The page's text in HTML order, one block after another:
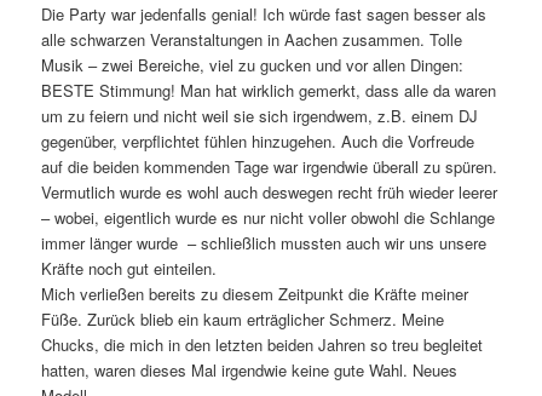
Die Party war jedenfalls genial! Ich würde fast sagen besser als
alle schwarzen Veranstaltungen in Aachen zusammen. Tolle
Musik – zwei Bereiche, viel zu gucken und vor allen Dingen:
BESTE Stimmung! Man hat wirklich gemerkt, dass alle da waren
um zu feiern und nicht weil sie sich irgendwem, z.B. einem DJ
gegenüber, verpflichtet fühlen hinzugehen. Auch die Vorfreude
auf die beiden kommenden Tage war irgendwie überall zu spüren.
Vermutlich wurde es wohl auch deswegen recht früh wieder leerer
– wobei, eigentlich wurde es nur nicht voller obwohl die Schlange
immer länger wurde – schließlich mussten auch wir uns unsere
Kräfte noch gut einteilen.
Mich verließen bereits zu diesem Zeitpunkt die Kräfte meiner
Füße. Zurück blieb ein kaum erträglicher Schmerz. Meine
Chucks, die mich in den letzten beiden Jahren so treu begleitet
hatten, waren dieses Mal irgendwie keine gute Wahl. Neues